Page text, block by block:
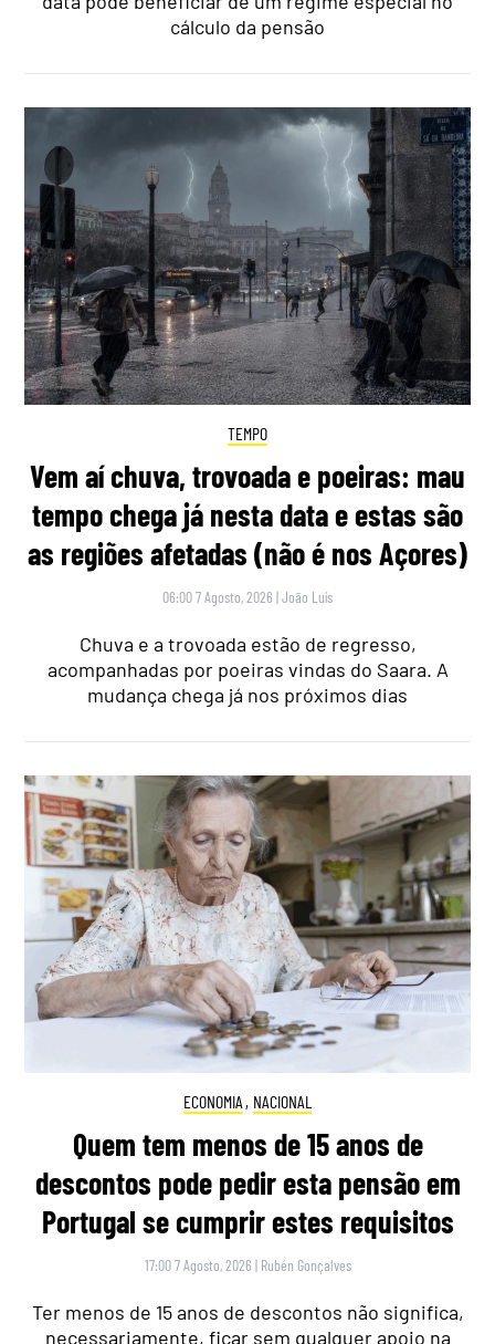
cálculo da pensão
TEMPO
Vem aí chuva, trovoada e poeiras: mau
tempo chega já nesta data e estas são
as regiões afetadas (não é nos Açores)
06:00 7 Agosto, 2026 |João Luís
Chuva e a trovoada estão de regresso,
acompanhadas por poeiras vindas do Saara. A
mudança chega já nos próximos dias
ECONOMIA , NACIONAL
Quem tem menos de 15 anos de
descontos pode pedir esta pensão em
Portugal se cumprir estes requisitos
17:00 7 Agosto, 2026 | Rubén Gonçalves
Ter menos de 15 anos de descontos não significa,
necessariamente, ficar sem qualquer apoio na